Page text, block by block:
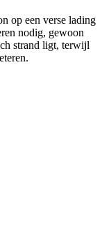
op een verse lading
nodig, gewoon
strand ligt, terwijl